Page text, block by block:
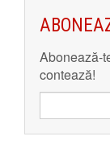
Abonează-
contează!